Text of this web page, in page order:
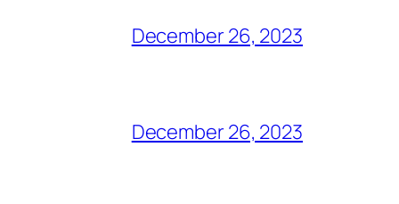
December 26, 2023
December 26, 2023